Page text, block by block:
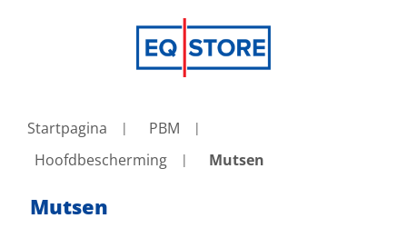
Startpagina
PBM
Hoofdbescherming
Mutsen
Mutsen